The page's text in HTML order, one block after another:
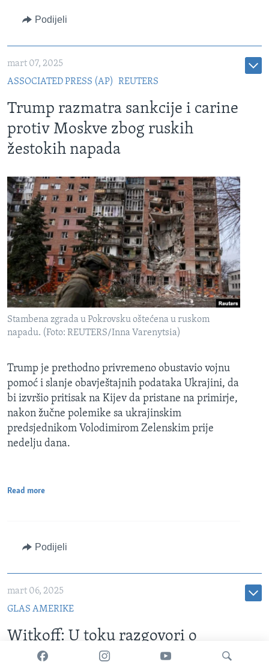
Podijeli
mart 07, 2025
ASSOCIATED PRESS (AP)
REUTERS
Trump razmatra sankcije i carine
protiv Moskve zbog ruskih
žestokih napada
Stambena zgrada u Pokrovsku oštećena u ruskom
napadu. (Foto: REUTERS/Inna Varenytsia)
Trump je prethodno privremeno obustavio vojnu
pomoć i slanje obavještajnih podataka Ukrajini, da
bi izvršio pritisak na Kijev da pristane na primirje,
nakon žučne polemike sa ukrajinskim
predsjednikom Volodimirom Zelenskim prije
nedelju dana.
Read more
Podijeli
mart 06, 2025
GLAS AMERIKE
Witkoff: U toku razgovori o
susretu američke i ukrajinske